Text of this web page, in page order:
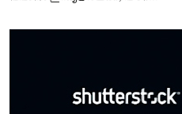
– കേന്ദ്രം